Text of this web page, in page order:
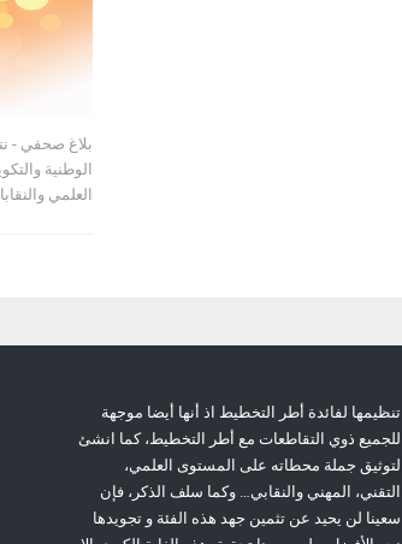
بلاغ صحفي -
الوطنية
العلمي
تنظيمها لفائدة أطر التخطيط اذ أنها أيضا موجهة
للجميع ذوي التقاطعات مع أطر التخطيط، كما انشئ
لتوثيق جملة محطاته على المستوى العلمي،
التقني، المهني والنقابي… وكما سلف الذكر، فإن
سعينا لن يحيد عن تثمين جهد هذه الفئة و تجويدها